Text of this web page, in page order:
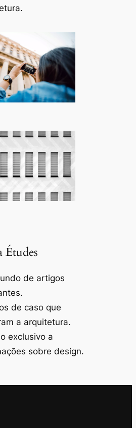
Études
de artigos
de caso que
a arquitetura.
exclusivo a
sobre design.